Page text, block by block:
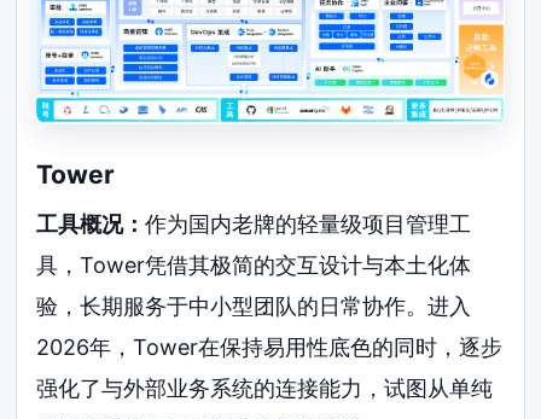
Tower
工具概况：作为国内老牌的轻量级项目管理工
具，Tower凭借其极简的交互设计与本土化体
验，长期服务于中小型团队的日常协作。进入
2026年，Tower在保持易用性底色的同时，逐步
强化了与外部业务系统的连接能力，试图从单纯